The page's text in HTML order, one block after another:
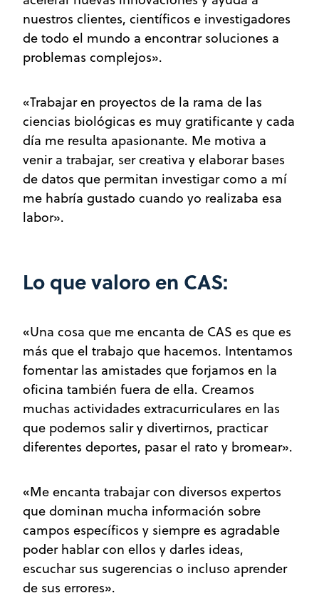
nuestros clientes, científicos e investigadores
de todo el mundo a encontrar soluciones a
problemas complejos».
«Trabajar en proyectos de la rama de las
ciencias biológicas es muy gratificante y cada
día me resulta apasionante. Me motiva a
venir a trabajar, ser creativa y elaborar bases
de datos que permitan investigar como a mí
me habría gustado cuando yo realizaba esa
labor».
Lo que valoro en CAS:
«Una cosa que me encanta de CAS es que es
más que el trabajo que hacemos. Intentamos
fomentar las amistades que forjamos en la
oficina también fuera de ella. Creamos
muchas actividades extracurriculares en las
que podemos salir y divertirnos, practicar
diferentes deportes, pasar el rato y bromear».
«Me encanta trabajar con diversos expertos
que dominan mucha información sobre
campos específicos y siempre es agradable
poder hablar con ellos y darles ideas,
escuchar sus sugerencias o incluso aprender
de sus errores».